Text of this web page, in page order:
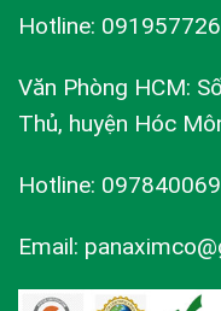
Hotline:
Văn Phòng HCM:
Thủ, huyện Hóc
Hotline:
Email: